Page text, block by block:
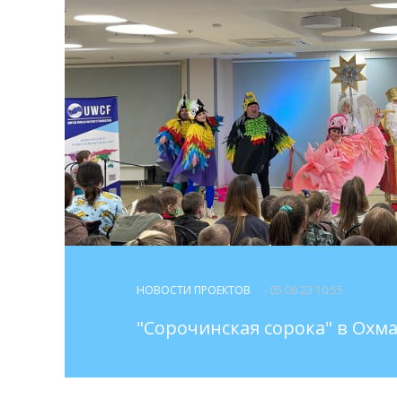
НОВОСТИ ПРОЕКТОВ - 05.06.23 10:55
"Сорочинская сорока" в